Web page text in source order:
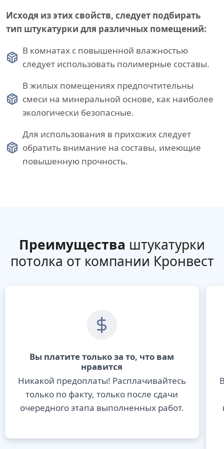
Исходя из этих свойств, следует подбирать
тип штукатурки для различных помещений:
В комнатах с повышенной влажностью
следует использовать полимерные составы.
В жилых помещениях предпочтительны
смеси на минеральной основе, как наиболее
экологически безопасные.
Для использования в прихожих следует
обратить внимание на составы, имеющие
повышенную прочность.
Преимущества штукатурки
потолка от компании Кронвест
Вы платите только за то, что вам
нравится
Никакой предоплаты! Расплачивайтесь
только по факту, только после сдачи
очередного этапа выполненных работ.